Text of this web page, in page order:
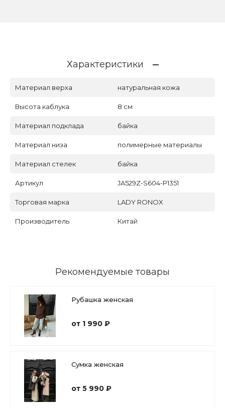
Характеристики
Материал верха натуральная кожа
Высота каблука 8 см
Материал подклада байка
Материал низа полимерные материалы
Материал стелек байка
Артикул JA529Z-S604-P1351
Торговая марка LADY RONOX
Производитель Китай
Рекомендуемые товары
Рубашка женская
от 1 990 ₽
Сумка женская
от 5 990 ₽